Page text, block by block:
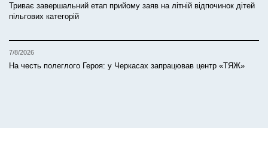
Триває завершальний етап прийому заяв на літній відпочинок дітей
пільгових категорій
7/8/2026
На честь полеглого Героя: у Черкасах запрацював центр «ТЯЖ»